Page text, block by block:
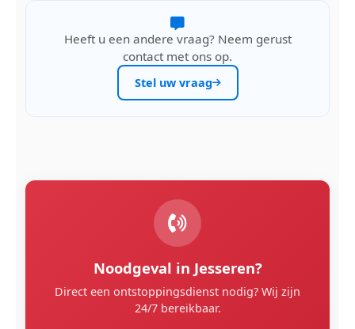
Heeft u een andere vraag? Neem gerust
contact met ons op.
Stel uw vraag
Noodgeval in Jesseren?
Direct een ontstoppingsdienst nodig? Wij zijn
24/7 bereikbaar.